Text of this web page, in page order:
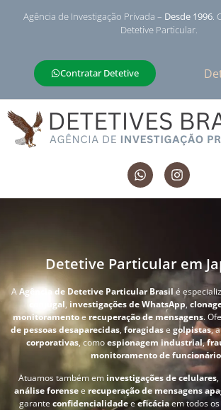
Agência de Investigação Privada – Desde 1996.
Detetive Particular.
Contratar Detetive
Detetive Particular em
AAgência de Detetive Particular Brasil é
conjugal, investigações de WhatsApp,
monitoramentoe recuperação de mensagens.
de pessoas desaparecidas, foragidase golpistas,
corporativas, comoespionagem industrial,
monitoramento de
Atuamos também em investigações de celulares,
análise forensee recuperação de mensagens
garante confidencialidadeeeficáciaem todos